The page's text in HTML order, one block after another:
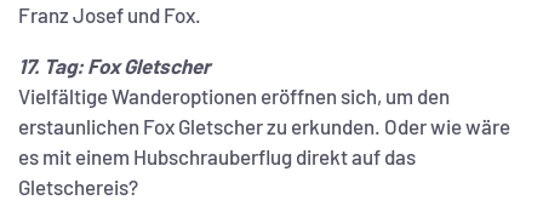
Franz Josef und Fox.
17. Tag: Fox Gletscher
Vielfältige Wanderoptionen eröffnen sich, um den
erstaunlichen Fox Gletscher zu erkunden. Oder wie wäre
es mit einem Hubschrauberflug direkt auf das
Gletschereis?